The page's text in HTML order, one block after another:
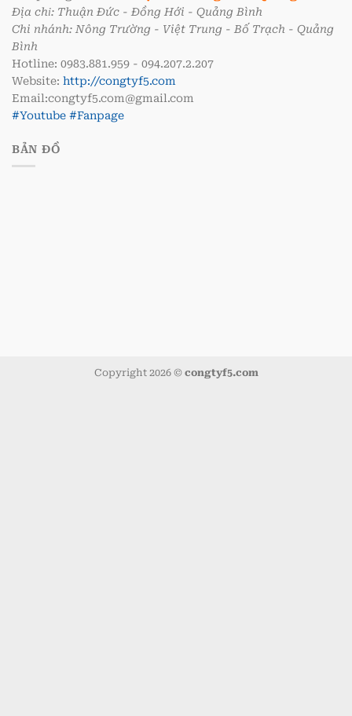
Địa chỉ: Thuận Đức - Đồng Hới - Quảng Bình
Chi nhánh: Nông Trường - Việt Trung - Bố Trạch - Quảng
Bình
Hotline: 0983.881.959 - 094.207.2.207
Website: http://congtyf5.com
Email:congtyf5.com@gmail.com
#Youtube #Fanpage
BẢN ĐỒ
Copyright 2026 © congtyf5.com